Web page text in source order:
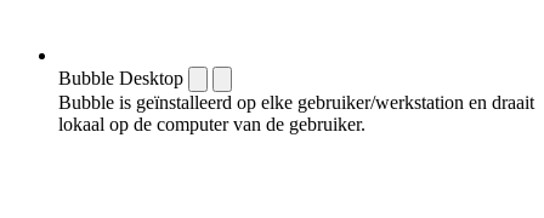
Bubble Desktop
Bubble is geïnstalleerd op elke gebruiker/werkstation en draait
lokaal op de computer van de gebruiker.